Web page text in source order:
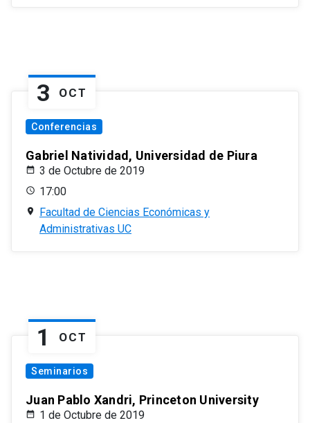
3 OCT
Conferencias
Gabriel Natividad, Universidad de Piura
3 de Octubre de 2019
17:00
Facultad de Ciencias Económicas y
Administrativas UC
1 OCT
Seminarios
Juan Pablo Xandri, Princeton University
1 de Octubre de 2019